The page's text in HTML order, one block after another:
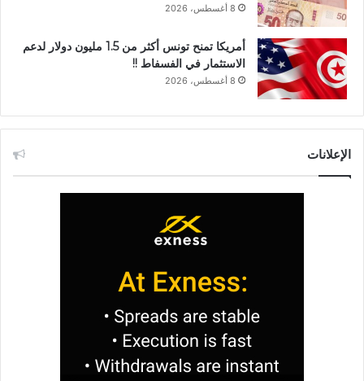
8 أغسطس، 2026
أمريكا تمنح تونس أكثر من 1.5 مليون دولار لدعم
الاستثمار في الفسفاط !!
8 أغسطس، 2026
الإعلانات